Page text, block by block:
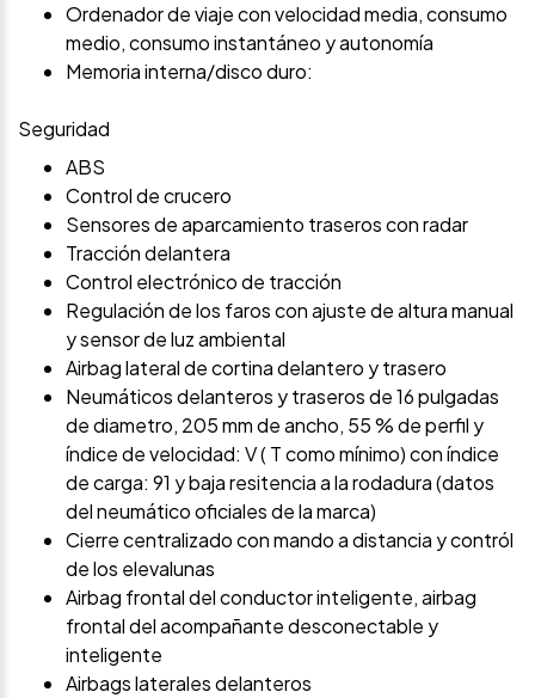
Ordenador de viaje con velocidad media, consumo
medio, consumo instantáneo y autonomía
Memoria interna/disco duro:
Seguridad
ABS
Control de crucero
Sensores de aparcamiento traseros con radar
Tracción delantera
Control electrónico de tracción
Regulación de los faros con ajuste de altura manual
y sensor de luz ambiental
Airbag lateral de cortina delantero y trasero
Neumáticos delanteros y traseros de 16 pulgadas
de diametro, 205 mm de ancho, 55 % de perfil y
índice de velocidad: V ( T como mínimo) con índice
de carga: 91 y baja resitencia a la rodadura (datos
del neumático oficiales de la marca)
Cierre centralizado con mando a distancia y contról
de los elevalunas
Airbag frontal del conductor inteligente, airbag
frontal del acompañante desconectable y
inteligente
Airbags laterales delanteros